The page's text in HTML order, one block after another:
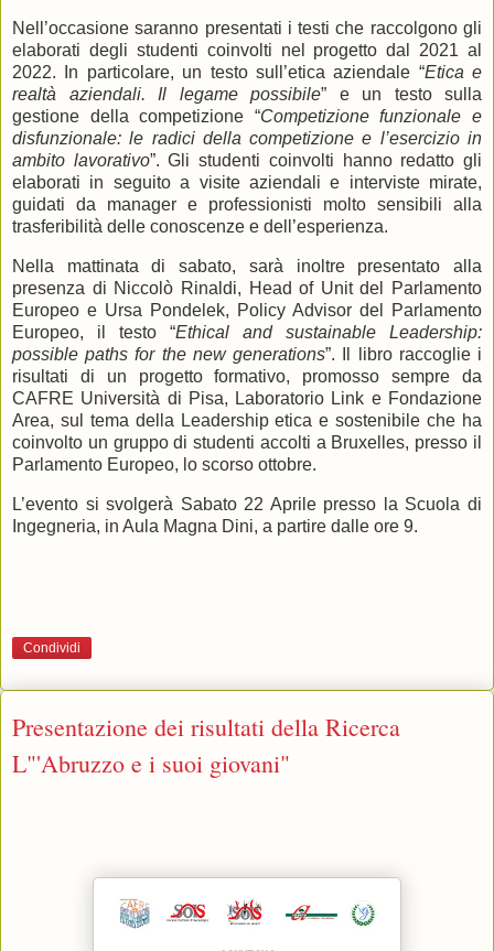
Nell’occasione saranno presentati i testi che raccolgono gli
elaborati degli studenti coinvolti nel progetto dal 2021 al
2022. In particolare, un testo sull’etica aziendale “Etica e
realtà aziendali. Il legame possibile” e un testo sulla
gestione della competizione “Competizione funzionale e
disfunzionale: le radici della competizione e l’esercizio in
ambito lavorativo”. Gli studenti coinvolti hanno redatto gli
elaborati in seguito a visite aziendali e interviste mirate,
guidati da manager e professionisti molto sensibili alla
trasferibilità delle conoscenze e dell’esperienza.
Nella mattinata di sabato, sarà inoltre presentato alla
presenza di Niccolò Rinaldi, Head of Unit del Parlamento
Europeo e Ursa Pondelek, Policy Advisor del Parlamento
Europeo, il testo “Ethical and sustainable Leadership:
possible paths for the new generations”. Il libro raccoglie i
risultati di un progetto formativo, promosso sempre da
CAFRE Università di Pisa, Laboratorio Link e Fondazione
Area, sul tema della Leadership etica e sostenibile che ha
coinvolto un gruppo di studenti accolti a Bruxelles, presso il
Parlamento Europeo, lo scorso ottobre.
L’evento si svolgerà Sabato 22 Aprile presso la Scuola di
Ingegneria, in Aula Magna Dini, a partire dalle ore 9.
Condividi
Presentazione dei risultati della Ricerca
L"'Abruzzo e i suoi giovani"